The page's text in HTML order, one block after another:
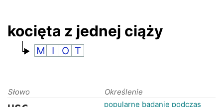
kocięta z jednej ciąży
M I O T
Słowo Określenie
popularne badanie podczas